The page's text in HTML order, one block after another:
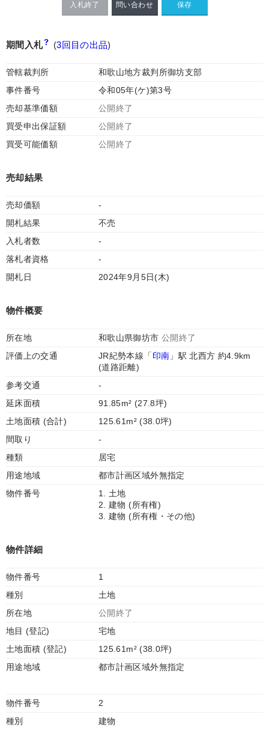
入札終了 問い合わせ
期間入札 (3回目の出品)
管轄裁判所
和歌山地方裁判所御坊支部
事件番号
令和05年(ケ)第3号
売却基準価額
公開終了
買受申出保証額
公開終了
買受可能価額
公開終了
売却結果
売却価額
-
開札結果
不売
入札者数
-
落札者資格
-
開札日
2024年9月5日(木)
物件概要
所在地 和歌山県御坊市 公開終了
評価上の交通
JR紀勢本線「 印南 」駅 北西方 約4.9km
(道路距離)
参考交通
-
延床面積
91.85m² (27.8坪)
土地面積 (合計)
125.61m² (38.0坪)
間取り
-
種類
居宅
用途地域
都市計画区域外無指定
物件番号
1. 土地
2. 建物 (所有権)
3. 建物 (所有権・その他)
物件詳細
物件番号
1
種別
土地
所在地
公開終了
地目 (登記)
宅地
土地面積 (登記)
125.61m² (38.0坪)
用途地域
都市計画区域外無指定
物件番号
2
種別
建物